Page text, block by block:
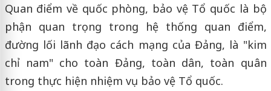
Quan điểm về quốc phòng, bảo vệ Tổ quốc là bộ
phận quan trọng trong hệ thống quan điểm,
đường lối lãnh đạo cách mạng của Đảng, là "kim
chỉ nam" cho toàn Đảng, toàn dân, toàn quân
trong thực hiện nhiệm vụ bảo vệ Tổ quốc.